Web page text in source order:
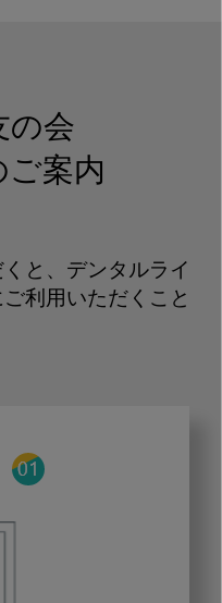
の会
案内
と、デンタルライ
利用いただくこと